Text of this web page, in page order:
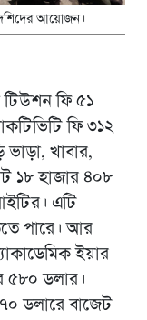
আয়োজন।
টিউশন ফি ৫১
ফি ৩১২
ভাড়া, খাবার,
১৮ হাজার ৪০৮
এটি
পারে। আর
ইয়ার
৫৮০ ডলার।
ডলারে বাজেট